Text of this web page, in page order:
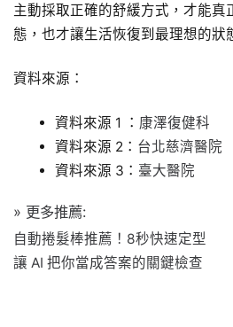
主動採取正確的舒緩方式，才能真
態，也才讓生活恢復到最理想的狀
資料來源：
資料來源 1 ： 康澤復健科
資料來源 2： 台北慈濟醫院
資料來源 3： 臺大醫院
» 更多推薦:
自動捲髮棒推薦！8秒快速定型
讓 AI 把你當成答案的關鍵檢查